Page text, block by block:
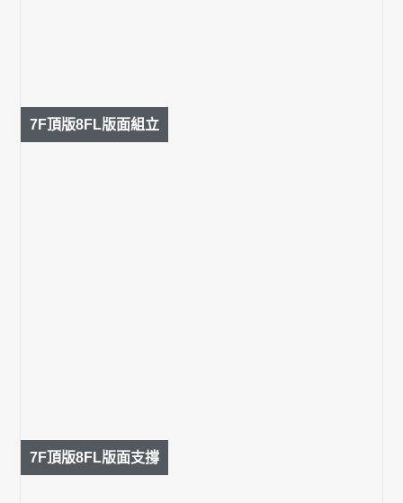
7F頂版8FL版面組立
7F頂版8FL版面支撐